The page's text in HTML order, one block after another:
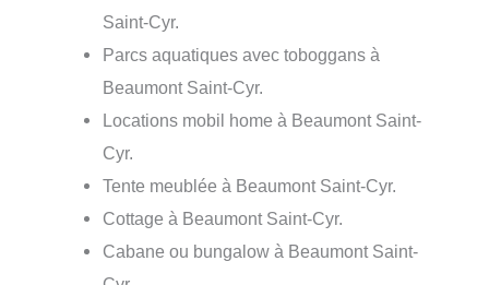
Saint-Cyr.
Parcs aquatiques avec toboggans à
Beaumont Saint-Cyr.
Locations mobil home à Beaumont Saint-
Cyr.
Tente meublée à Beaumont Saint-Cyr.
Cottage à Beaumont Saint-Cyr.
Cabane ou bungalow à Beaumont Saint-